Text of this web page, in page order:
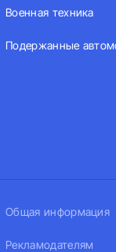
Военная техника
Подержанные
Общая информация
Рекламодателям